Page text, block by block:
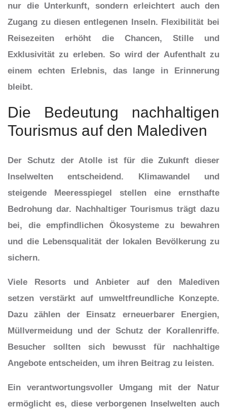
nur die Unterkunft, sondern erleichtert auch den
Zugang zu diesen entlegenen Inseln. Flexibilität bei
Reisezeiten erhöht die Chancen, Stille und
Exklusivität zu erleben. So wird der Aufenthalt zu
einem echten Erlebnis, das lange in Erinnerung
bleibt.
Die Bedeutung nachhaltigen
Tourismus auf den Malediven
Der Schutz der Atolle ist für die Zukunft dieser
Inselwelten entscheidend. Klimawandel und
steigende Meeresspiegel stellen eine ernsthafte
Bedrohung dar. Nachhaltiger Tourismus trägt dazu
bei, die empfindlichen Ökosysteme zu bewahren
und die Lebensqualität der lokalen Bevölkerung zu
sichern.
Viele Resorts und Anbieter auf den Malediven
setzen verstärkt auf umweltfreundliche Konzepte.
Dazu zählen der Einsatz erneuerbarer Energien,
Müllvermeidung und der Schutz der Korallenriffe.
Besucher sollten sich bewusst für nachhaltige
Angebote entscheiden, um ihren Beitrag zu leisten.
Ein verantwortungsvoller Umgang mit der Natur
ermöglicht es, diese verborgenen Inselwelten auch